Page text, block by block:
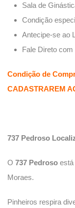
Sala de
Condição
Antecipe-se ao
Fale Direto
Condição de
CADASTRAREM
737 Pedroso
O 737 Pedroso está
Moraes.
Pinheiros respira